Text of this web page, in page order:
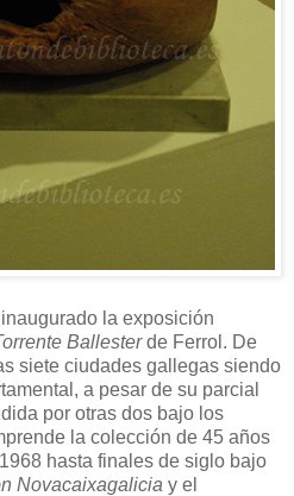
la exposición
Ballesterde Ferrol. De
siete ciudades gallegas siendo
a pesar de su parcial
por otras dos bajo los
la colección de 45 años
hasta finales de siglo bajo
Novacaixagalicia y el